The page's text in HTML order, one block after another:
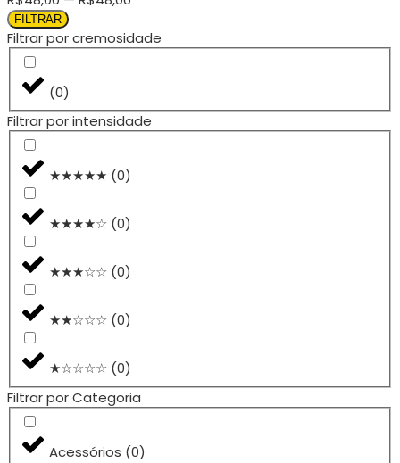
FILTRAR
Filtrar por cremosidade
(0)
Filtrar por intensidade
★★★★★ (0)
★★★★☆ (0)
★★★☆☆ (0)
★★☆☆☆ (0)
★☆☆☆☆ (0)
Filtrar por Categoria
Acessórios (0)